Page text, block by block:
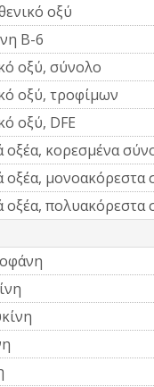
οξύ
Β-6
οξύ, σύνολο
οξύ, τροφίμων
οξύ, DFE
οξέα, κορεσμένα
οξέα, μονοακόρεστα
οξέα, πολυακόρεστα